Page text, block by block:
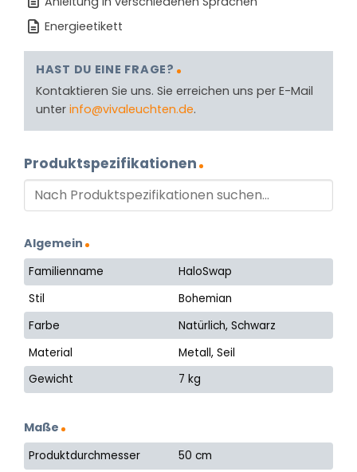
Energieetikett
HAST DU EINE FRAGE?
Kontaktieren Sie uns. Sie erreichen uns per E-Mail
unter info@vivaleuchten.de.
Produktspezifikationen
Algemein
Familienname
HaloSwap
Stil
Bohemian
Farbe
Natürlich, Schwarz
Material
Metall, Seil
Gewicht
7 kg
Maße
Produktdurchmesser
50 cm